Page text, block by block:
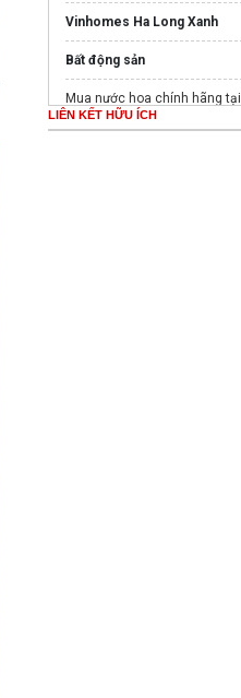
Vinhomes Ha Long Xanh
Bất động sản
Mua nước hoa chính hãng tại
LIÊN KẾT HỮU ÍCH